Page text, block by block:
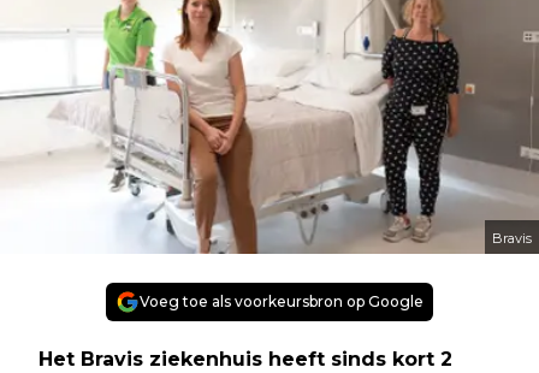
Bravis
Voeg toe als voorkeursbron op Google
Het Bravis ziekenhuis heeft sinds kort 2